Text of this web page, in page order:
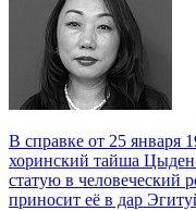
В справке от 25 января
хоринский тайша
статую в человеческий
приносит её в дар